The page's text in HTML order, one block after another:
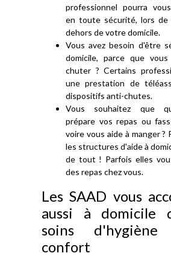
professionnel pourra
en toute sécurité, lors de
dehors de votre domicile.
Vous avez besoin d'être
domicile, parce que
chuter ? Certains
une prestation de
dispositifs anti-chutes.
Vous souhaitez que
prépare vos repas ou
voire vous aide à manger ?
les structures d'aide à
de tout ! Parfois elles
des repas chez vous.
Les SAAD vous
aussi à domicile
soins
confort